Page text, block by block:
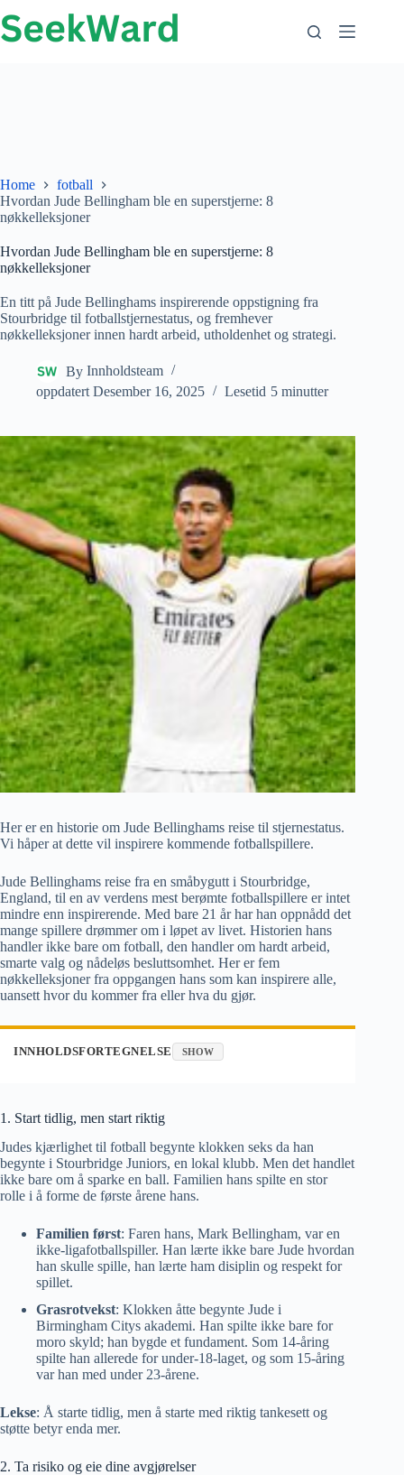
til
innhold
Home
fotball
Hvordan Jude Bellingham ble en superstjerne: 8
nøkkelleksjoner
Hvordan Jude Bellingham ble en superstjerne: 8
nøkkelleksjoner
En titt på Jude Bellinghams inspirerende oppstigning fra
Stourbridge til fotballstjernestatus, og fremhever
nøkkelleksjoner innen hardt arbeid, utholdenhet og strategi.
By Innholdsteam
oppdatert Desember 16, 2025 Lesetid 5 minutter
Her er en historie om Jude Bellinghams reise til stjernestatus.
Vi håper at dette vil inspirere kommende fotballspillere.
Jude Bellinghams reise fra en småbygutt i Stourbridge,
England, til en av verdens mest berømte fotballspillere er intet
mindre enn inspirerende. Med bare 21 år har han oppnådd det
mange spillere drømmer om i løpet av livet. Historien hans
handler ikke bare om fotball, den handler om hardt arbeid,
smarte valg og nådeløs besluttsomhet. Her er fem
nøkkelleksjoner fra oppgangen hans som kan inspirere alle,
uansett hvor du kommer fra eller hva du gjør.
INNHOLDSFORTEGNELSE SHOW
1. Start tidlig, men start riktig
Judes kjærlighet til fotball begynte klokken seks da han
begynte i Stourbridge Juniors, en lokal klubb. Men det handlet
ikke bare om å sparke en ball. Familien hans spilte en stor
rolle i å forme de første årene hans.
Familien først: Faren hans, Mark Bellingham, var en
ikke-ligafotballspiller. Han lærte ikke bare Jude hvordan
han skulle spille, han lærte ham disiplin og respekt for
spillet.
Grasrotvekst: Klokken åtte begynte Jude i
Birmingham Citys akademi. Han spilte ikke bare for
moro skyld; han bygde et fundament. Som 14-åring
spilte han allerede for under-18-laget, og som 15-åring
var han med under 23-årene.
Lekse: Å starte tidlig, men å starte med riktig tankesett og
støtte betyr enda mer.
2. Ta risiko og eie dine avgjørelser